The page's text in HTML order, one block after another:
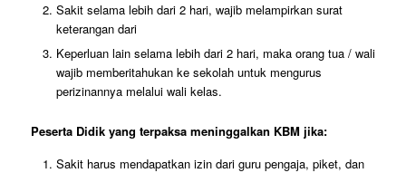
Sakit selama lebih dari 2 hari, wajib melampirkan surat
keterangan dari
Keperluan lain selama lebih dari 2 hari, maka orang tua / wali
wajib memberitahukan ke sekolah untuk mengurus
perizinannya melalui wali kelas.
Peserta Didik yang terpaksa meninggalkan KBM jika:
Sakit harus mendapatkan izin dari guru pengaja, piket, dan